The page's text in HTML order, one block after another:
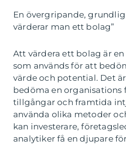
En övergripande,
värderar man ett bolag”
Att värdera ett bolag är
som används för att
värde och potential. Det
bedöma en organisations
tillgångar och framtida
använda olika metoder
kan investerare,
analytiker få en djupare